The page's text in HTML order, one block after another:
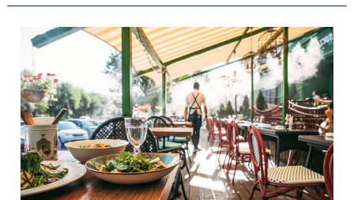
Les
routes
du
goût
:
une
épopée
gastronomique
dans
la